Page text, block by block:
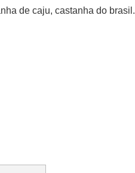
de caju, castanha do brasil.